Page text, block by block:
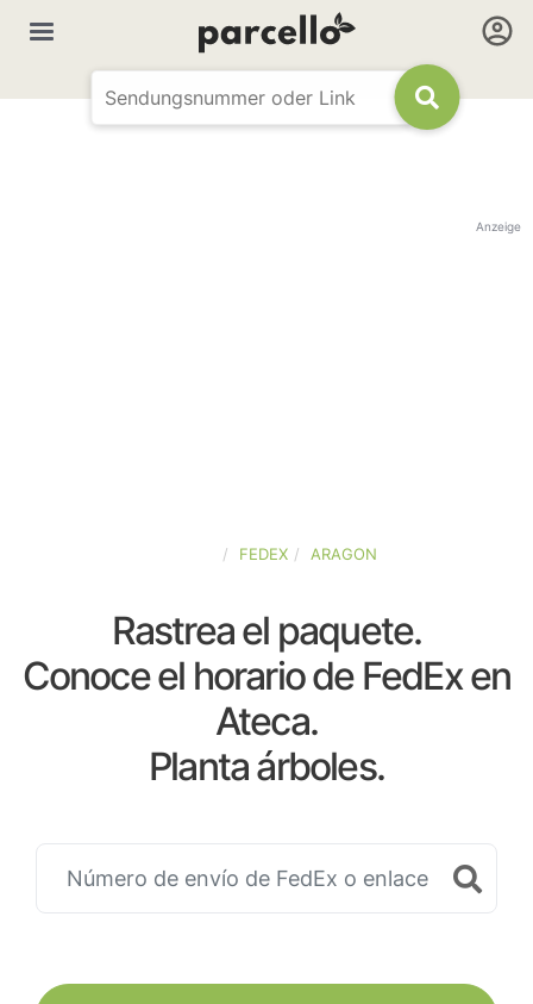
Anzeige
FEDEX ARAGON
Rastrea el paquete.
Conoce el horario de FedEx en
Ateca.
Planta árboles.